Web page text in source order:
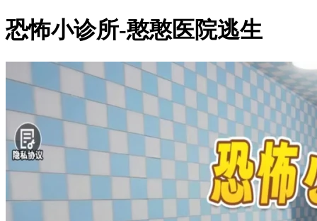
恐怖小诊所-憨憨医院逃生